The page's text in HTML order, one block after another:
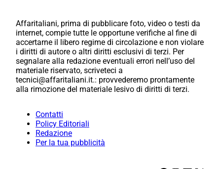
Affaritaliani, prima di pubblicare foto, video o testi da
internet, compie tutte le opportune verifiche al fine di
accertarne il libero regime di circolazione e non violare
i diritti di autore o altri diritti esclusivi di terzi. Per
segnalare alla redazione eventuali errori nell’uso del
materiale riservato, scriveteci a
tecnici@affaritaliani.it.: provvederemo prontamente
alla rimozione del materiale lesivo di diritti di terzi.
Contatti
Policy Editoriali
Redazione
Per la tua pubblicità